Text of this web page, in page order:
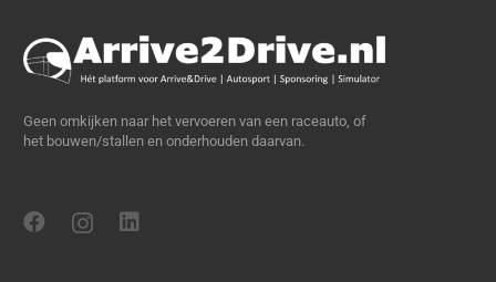
Geen omkijken naar het vervoeren van een raceauto, of
het bouwen/stallen en onderhouden daarvan.